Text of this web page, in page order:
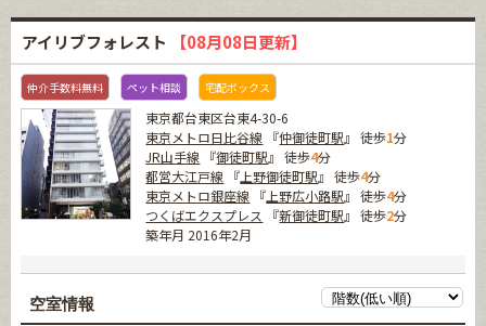
アイリブフォレスト 【08月08日更新】
仲介手数料無料 ペット相談 宅配ボックス
東京都台東区台東4-30-6
東京メトロ日比谷線 『仲御徒町駅』 徒歩1分
JR山手線 『御徒町駅』 徒歩4分
都営大江戸線 『 上野御徒町駅』 徒歩4分
東京メトロ銀座線 『 上野広小路駅』 徒歩4分
つくばエクスプレス
『新御徒町駅』 徒歩2分
築年月 2016年2月
空室情報